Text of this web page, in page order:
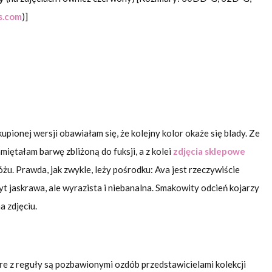
)]
wersji obawiałam się, że kolejny kolor okaże się blady. Ze
barwę zbliżoną do fuksji, a z kolei zdjęcia sklepowe
Prawda, jak zwykle, leży pośrodku: Ava jest rzeczywiście
jaskrawa, ale wyrazista i niebanalna. Smakowity odcień kojarzy
zdjęciu.
z reguły są pozbawionymi ozdób przedstawicielami kolekcji